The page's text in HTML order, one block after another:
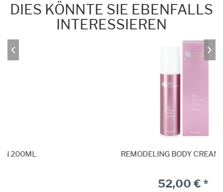
DIES KÖNNTE SIE EBENFALLS
INTERESSIEREN
REMODELING BODY CREAM 200ML